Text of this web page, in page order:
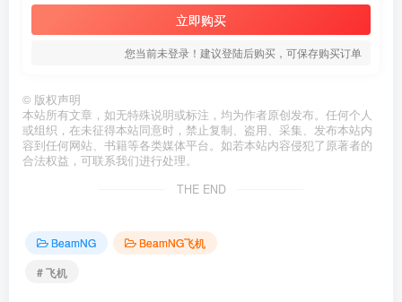
立即购买
您当前未登录！建议登陆后购买，可保存购买订单
© 版权声明
本站所有文章，如无特殊说明或标注，均为作者原创发布。任何个人
或组织，在未征得本站同意时，禁止复制、盗用、采集、发布本站内
容到任何网站、书籍等各类媒体平台。如若本站内容侵犯了原著者的
合法权益，可联系我们进行处理。
THE END
BeamNG
BeamNG飞机
# 飞机